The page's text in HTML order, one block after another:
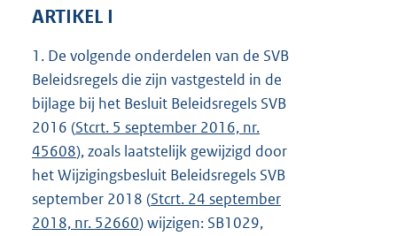
ARTIKEL I
1. De volgende onderdelen van de SVB
Beleidsregels die zijn vastgesteld in de
bijlage bij het Besluit Beleidsregels SVB
2016 (Stcrt. 5 september 2016, nr.
45608), zoals laatstelijk gewijzigd door
het Wijzigingsbesluit Beleidsregels SVB
september 2018 (Stcrt. 24 september
2018, nr. 52660) wijzigen: SB1029,